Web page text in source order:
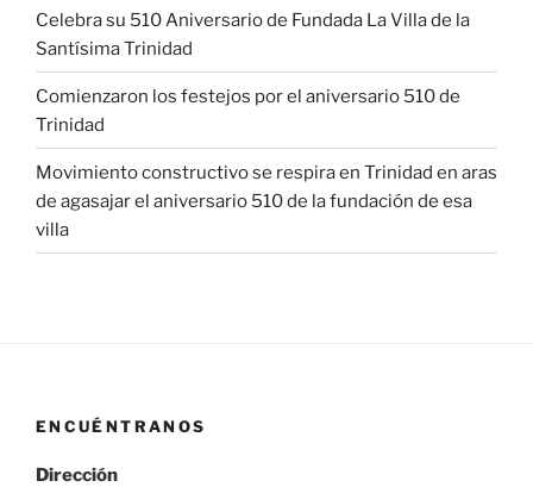
Celebra su 510 Aniversario de Fundada La Villa de la
Santísima Trinidad
Comienzaron los festejos por el aniversario 510 de
Trinidad
Movimiento constructivo se respira en Trinidad en aras
de agasajar el aniversario 510 de la fundación de esa
villa
ENCUÉNTRANOS
Dirección